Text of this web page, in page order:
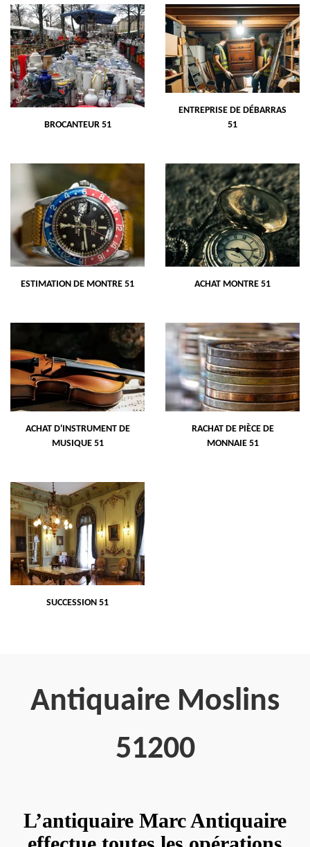
BROCANTEUR 51
ENTREPRISE DE DÉBARRAS
51
ESTIMATION DE MONTRE 51 ACHAT MONTRE 51
ACHAT D'INSTRUMENT DE
MUSIQUE 51
RACHAT DE PIÈCE DE
MONNAIE 51
SUCCESSION 51
Antiquaire Moslins
51200
L’antiquaire Marc Antiquaire